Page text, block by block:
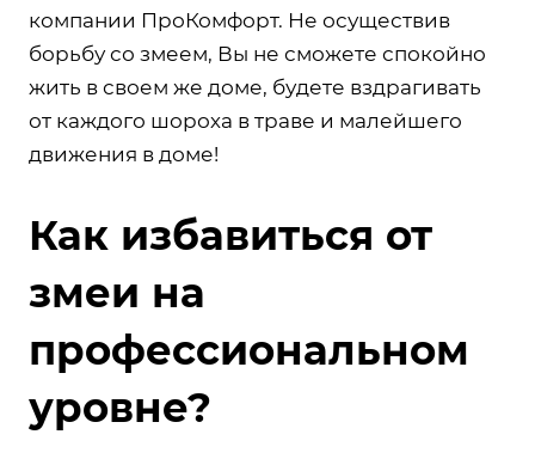
компании ПроКомфорт. Не осуществив
борьбу со змеем, Вы не сможете спокойно
жить в своем же доме, будете вздрагивать
от каждого шороха в траве и малейшего
движения в доме!
Как избавиться от
змеи на
профессиональном
уровне?